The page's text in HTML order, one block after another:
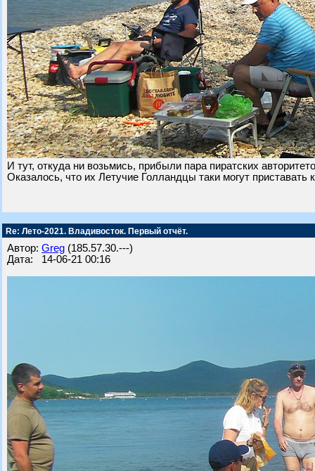
И тут, откуда ни возьмись, прибыли пара пиратских
Оказалось, что их Летучие Голландцы таки могут приставать
Re: Лето-2021. Владивосток. Первый отчёт.
Автор: Greg (185.57.30.---)
Дата: 14-06-21 00:16